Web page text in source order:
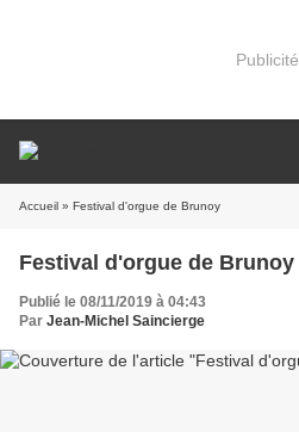
Publicité
Accueil » Festival d'orgue de Brunoy
Festival d'orgue de Brunoy
Publié le 08/11/2019 à 04:43
Par Jean-Michel Saincierge